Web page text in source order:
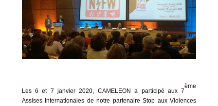
Les 6 et 7 janvier 2020, CAMELEON a participé aux 7
ème
Assises Internationales de notre partenaireStop aux Violences